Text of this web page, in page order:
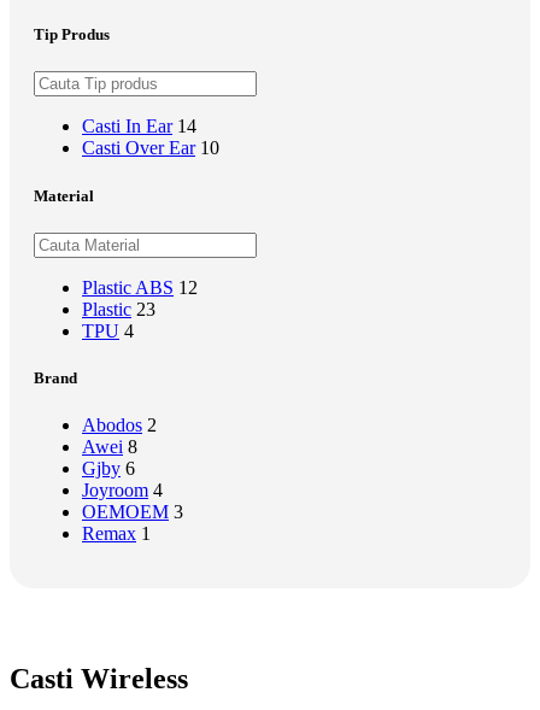
Tip Produs
Casti In Ear 14
Casti Over Ear 10
Material
Plastic ABS 12
Plastic 23
TPU 4
Brand
Abodos 2
Awei 8
Gjby 6
Joyroom 4
OEMOEM 3
Remax 1
Casti Wireless